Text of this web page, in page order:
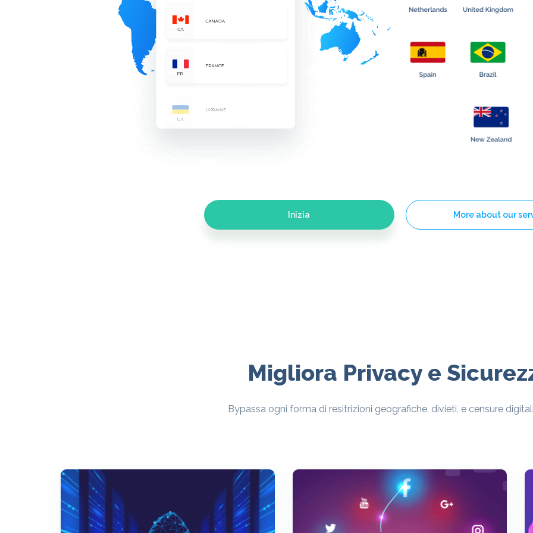
Inizia More about our
Migliora Privacy e
Bypassa ogni forma di resitrizioni geografiche, divieti, e censure